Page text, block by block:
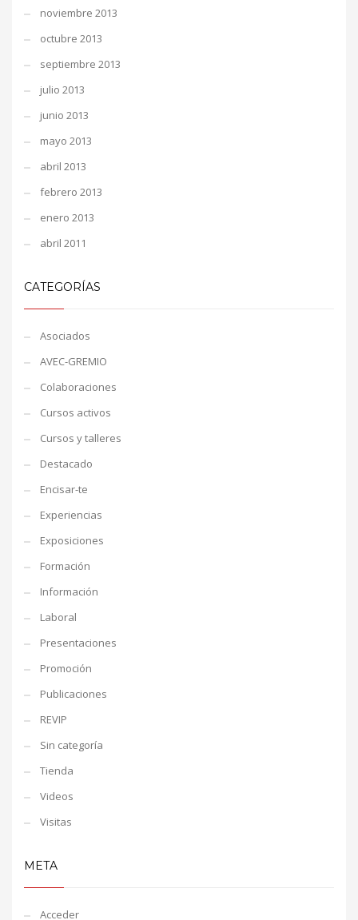
noviembre 2013
octubre 2013
septiembre 2013
julio 2013
junio 2013
mayo 2013
abril 2013
febrero 2013
enero 2013
abril 2011
CATEGORÍAS
Asociados
AVEC-GREMIO
Colaboraciones
Cursos activos
Cursos y talleres
Destacado
Encisar-te
Experiencias
Exposiciones
Formación
Información
Laboral
Presentaciones
Promoción
Publicaciones
REVIP
Sin categoría
Tienda
Videos
Visitas
META
Acceder